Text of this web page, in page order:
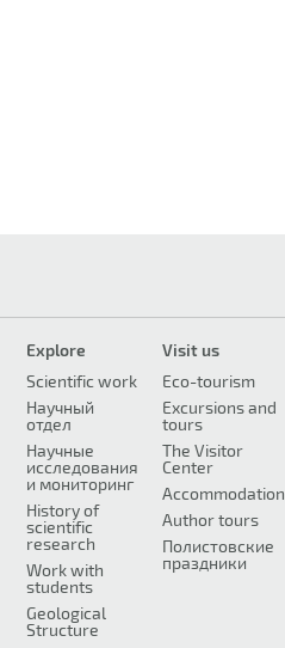
Explore
Scientific work
Научный
отдел
Научные
исследования
и мониторинг
History of
scientific
research
Work with
students
Geological
Structure
Visit us
Eco-tourism
Excursions and
tours
The Visitor
Center
Accommodation
Author tours
Полистовские
праздники